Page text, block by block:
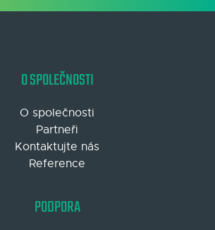
O SPOLEČNOSTI
O společnosti
Partneři
Kontaktujte nás
Reference
PODPORA